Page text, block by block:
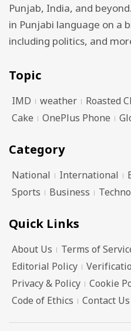
Punjab, India, and
in Punjabi language on a
including politics, and
Topic
IMD weather Roasted
Cake
OnePlus Phone
Category
National International
Sports
Business
Quick Links
About Us Terms of
Editorial Policy
Privacy & Policy
Cookie
Code of Ethics
Contact Us